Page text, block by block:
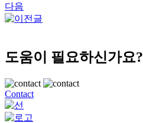
다음
도움이 필요하신가요?
Contact